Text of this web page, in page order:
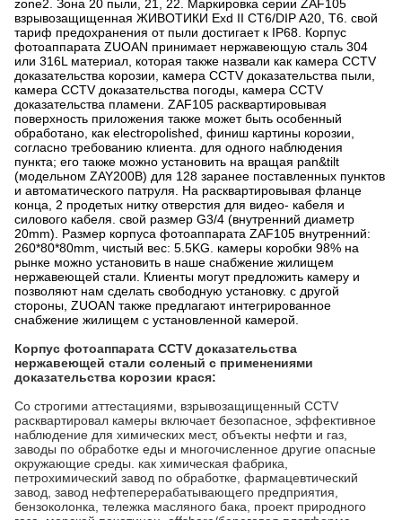
zone2. Зона 20 пыли, 21, 22. Маркировка серии ZAF105
взрывозащищенная ЖИВОТИКИ Exd II CT6/DIP A20, T6. свой
тариф предохранения от пыли достигает к IP68. Корпус
фотоаппарата ZUOAN принимает нержавеющую сталь 304
или 316L материал, которая также назвали как камера CCTV
доказательства корозии, камера CCTV доказательства пыли,
камера CCTV доказательства погоды, камера CCTV
доказательства пламени. ZAF105 расквартировывая
поверхность приложения также может быть особенный
обработано, как electropolished, финиш картины корозии,
согласно требованию клиента. для одного наблюдения
пункта; его также можно установить на вращая pan&tilt
(модельном ZAY200B) для 128 заранее поставленных пунктов
и автоматического патруля. На расквартировывая фланце
конца, 2 продетых нитку отверстия для видео- кабеля и
силового кабеля. свой размер G3/4 (внутренний диаметр
20mm). Размер корпуса фотоаппарата ZAF105 внутренний:
260*80*80mm, чистый вес: 5.5KG. камеры коробки 98% на
рынке можно установить в наше снабжение жилищем
нержавеющей стали. Клиенты могут предложить камеру и
позволяют нам сделать свободную установку. с другой
стороны, ZUOAN также предлагают интегрированное
снабжение жилищем с установленной камерой.
Корпус фотоаппарата CCTV доказательства
нержавеющей стали соленый с применениями
доказательства корозии крася:
Со строгими аттестациями, взрывозащищенный CCTV
расквартировал камеры включает безопасное, эффективное
наблюдение для химических мест, объекты нефти и газ,
заводы по обработке еды и многочисленное другие опасные
окружающие среды. как химическая фабрика,
петрохимический завод по обработке, фармацевтический
завод, завод нефтеперерабатывающего предприятия,
бензоколонка, тележка масляного бака, проект природного